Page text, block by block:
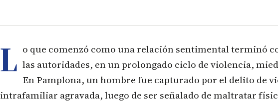
L o que comenzó como una relación sentimental terminó
las autoridades, en un prolongado ciclo de violencia,
En Pamplona, un hombre fue capturado por el delito de
intrafamiliar agravada, luego de ser señalado de maltratar